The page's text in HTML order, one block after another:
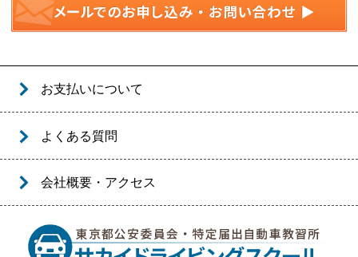
お支払いについて
よくある質問
会社概要・アクセス